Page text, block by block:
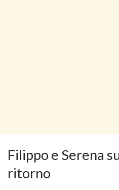
Filippo e Serena
ritorno